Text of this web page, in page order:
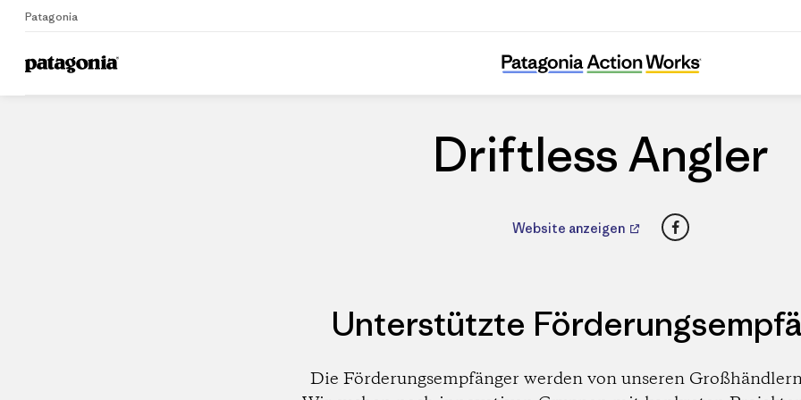
Patagonia
Home Händler
Driftless Angler
Driftless Angler
Website anzeigen Facebook
Unterstützte
Die Förderungsempfänger werden von unseren